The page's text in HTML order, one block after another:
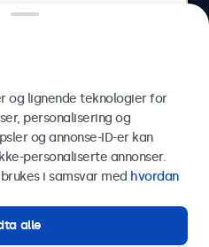
og lignende teknologier for
personalisering og
og annonse-ID-er kan
personaliserte annonser.
i samsvar med hvordan
alle